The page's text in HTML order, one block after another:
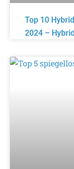
Top 10
2024 –